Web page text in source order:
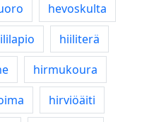
hevoskulta
hiiliterä
hirmukoura
hirviöäiti